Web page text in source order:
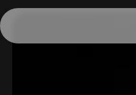
Panneau de gestion des cookies